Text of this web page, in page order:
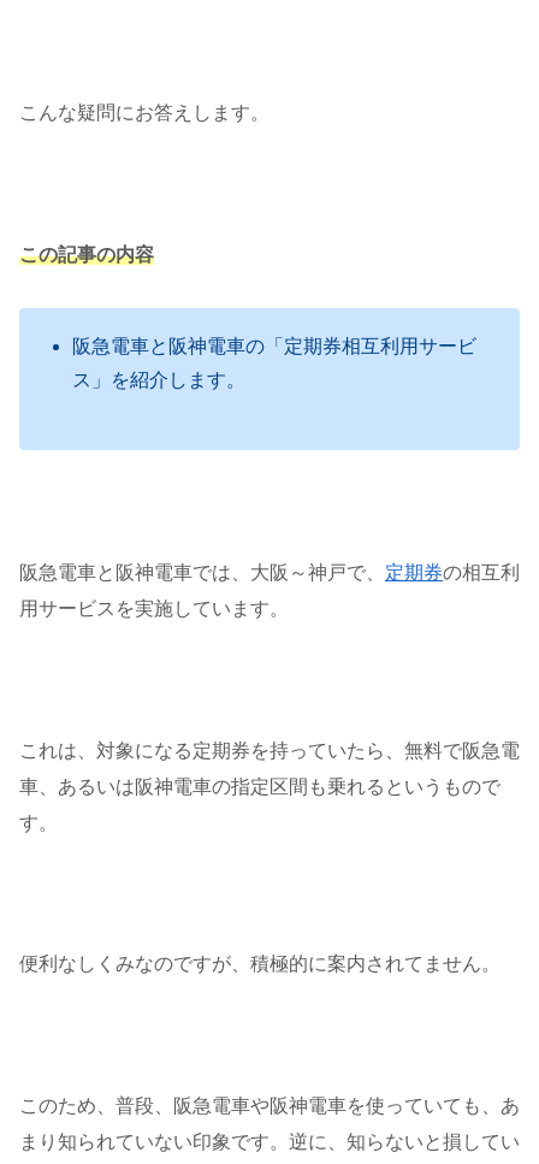
こんな疑問にお答えします。
この記事の内容
阪急電車と阪神電車の「定期券相互利用サービ
ス」を紹介します。
阪急電車と阪神電車では、大阪～神戸で、 定期券の相互利
用サービスを実施しています。
これは、対象になる定期券を持っていたら、無料で阪急電
車、あるいは阪神電車の指定区間も乗れるというもので
す。
便利なしくみなのですが、積極的に案内されてません。
このため、普段、阪急電車や阪神電車を使っていても、あ
まり知られていない印象です。逆に、知らないと損してい